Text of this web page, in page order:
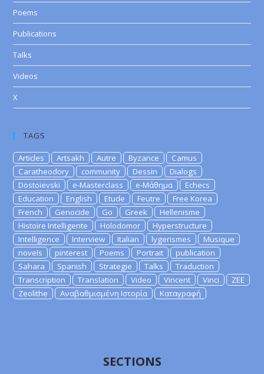
Poems
Publications
Talks
Videos
X
TAGS
Articles Artsakh Autre Byzance
Camus
Caratheodory
community Dessin
Dialogs
Dostoievski
e-Masterclass e-Μάθημα
Echecs
Education
English Etude Feutre
Free Korea
French
Genocide Go Greek
Hellenisme
Histoire Intelligente
Holodomor
Hyperstructure
Intelligence
Interview Italian lygerismes
Musique
novels
pinterest Poems Portrait
publication
Sahara
Spanish Strategie Talks
Traduction
Transcription
Translation Video Vincent Vinci
ZEE
Zeolithe
Αναβαθμισμένη Ιστορία Καταγραφή
SECTIONS